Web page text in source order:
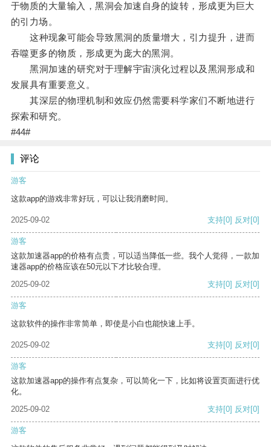
于物质的大量输入，黑洞会加速自身的旋转，形成更为巨大
的引力场。
这种现象可能会导致黑洞的质量增大，引力提升，进而
吞噬更多的物质，形成更为庞大的黑洞。
黑洞加速的研究对于理解宇宙演化过程以及黑洞形成和
发展具有重要意义。
其深层的物理机制和效应仍然需要科学家们不断地进行
探索和研究。
#44#
评论
游客
这款app的游戏非常好玩，可以让我消磨时间。
2025-09-02 支持[0] 反对[0]
游客
这款加速器app的价格有点贵，可以适当降低一些。我个人觉得，一款加
速器app的价格应该在50元以下才比较合理。
2025-09-02
支持[0] 反对[0]
游客
这款软件的操作非常简单，即使是小白也能快速上手。
2025-09-02 支持[0] 反对[0]
游客
这款加速器app的操作有点复杂，可以简化一下，比如将设置页面进行优
化。
2025-09-02
支持[0] 反对[0]
游客